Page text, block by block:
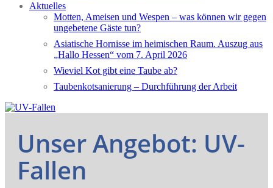
Aktuelles
Motten, Ameisen und Wespen – was können wir gegen
ungebetene Gäste tun?
Asiatische Hornisse im heimischen Raum. Auszug aus
„Hallo Hessen“ vom 7. April 2026
Wieviel Kot gibt eine Taube ab?
Taubenkotsanierung – Durchführung der Arbeit
Unser Angebot: UV-
Fallen